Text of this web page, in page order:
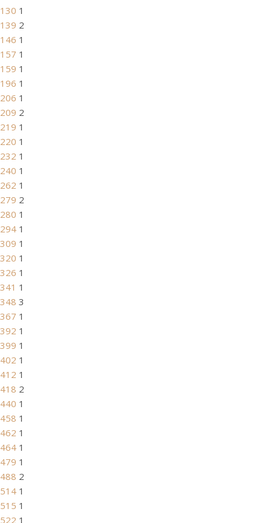
130 1
139 2
146 1
157 1
159 1
196 1
206 1
209 2
219 1
220 1
232 1
240 1
262 1
279 2
280 1
294 1
309 1
320 1
326 1
341 1
348 3
367 1
392 1
399 1
402 1
412 1
418 2
440 1
458 1
462 1
464 1
479 1
488 2
514 1
515 1
522 1